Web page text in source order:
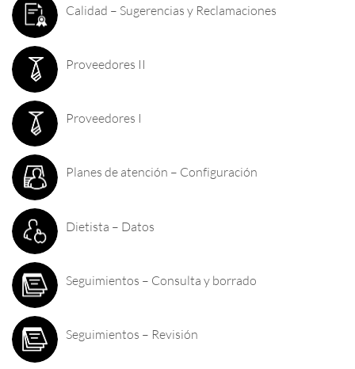
Calidad – Sugerencias y Reclamaciones
Proveedores II
Proveedores I
Planes de atención – Configuración
Dietista – Datos
Seguimientos – Consulta y borrado
Seguimientos – Revisión